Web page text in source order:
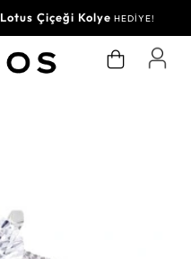
Lotus Çiçeği Kolye HEDİYE!